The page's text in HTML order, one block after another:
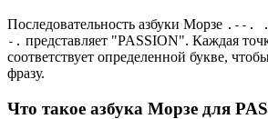
Последовательность азбуки Морзе .--.
-. представляет "PASSION". Каждая
соответствует определенной букве,
фразу.
Что такое азбука Морзе для